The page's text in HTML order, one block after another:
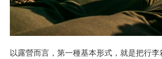
以露營而言，第一種基本形式，就是把行李